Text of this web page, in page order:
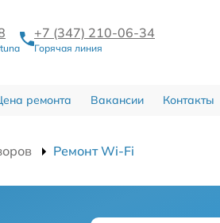
+7 (347) 210-06-34
Горячая линия
ремонта Вакансии Контакты
Ремонт Wi-Fi